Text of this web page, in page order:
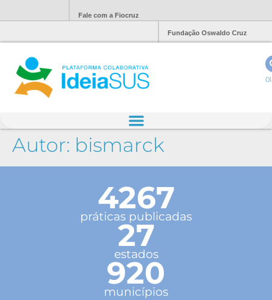
Fale com a Fiocruz
Fundação Oswaldo Cruz
Autor: bismarck
4267
práticas publicadas
27
estados
920
municípios